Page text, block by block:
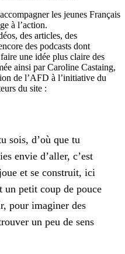
les jeunes Français
à l’action.
des articles, des
des podcasts dont
une idée plus claire des
ainsi par Caroline Castaing,
de l’AFD à l’initiative du
du site :
sois, d’où que tu
envie d’aller, c’est
et se construit, ici
un petit coup de pouce
pour imaginer des
un peu de sens